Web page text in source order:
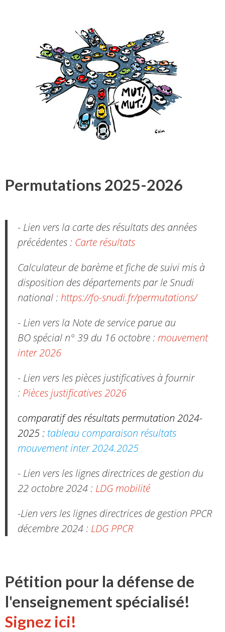
Permutations 2025-2026
- Lien vers la carte des résultats des années
précédentes : Carte résultats
Calculateur de barème et fiche de suivi mis à
disposition des départements par le Snudi
national : https://fo-snudi.fr/permutations/
- Lien vers la Note de service parue au
BO spécial n° 39 du 16 octobre : mouvement
inter 2026
- Lien vers les pièces justificatives à fournir
: Pièces justificatives 2026
comparatif des résultats permutation 2024-
2025 : tableau comparaison résultats
mouvement inter 2024.2025
- Lien vers les lignes directrices de gestion du
22 octobre 2024 : LDG mobilité
-Lien vers les lignes directrices de gestion PPCR
décembre 2024 : LDG PPCR
Pétition pour la défense de
l'enseignement spécialisé!
Signez ici!